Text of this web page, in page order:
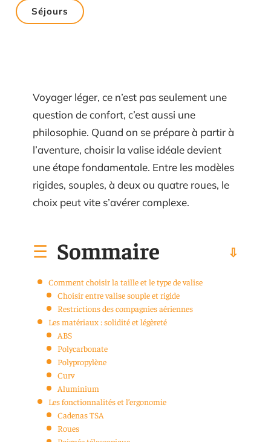
Séjours
Voyager léger, ce n’est pas seulement une
question de confort, c’est aussi une
philosophie. Quand on se prépare à partir à
l’aventure, choisir la valise idéale devient
une étape fondamentale. Entre les modèles
rigides, souples, à deux ou quatre roues, le
choix peut vite s’avérer complexe.
Sommaire
Comment choisir la taille et le type de valise
Choisir entre valise souple et rigide
Restrictions des compagnies aériennes
Les matériaux : solidité et légèreté
ABS
Polycarbonate
Polypropylène
Curv
Aluminium
Les fonctionnalités et l’ergonomie
Cadenas TSA
Roues